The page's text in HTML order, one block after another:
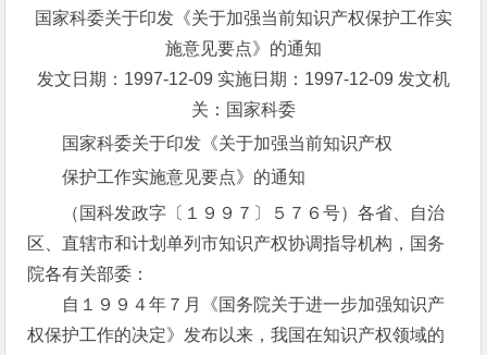
国家科委关于印发《关于加强当前知识产权保护工作实
施意见要点》的通知
发文日期：1997-12-09 实施日期：1997-12-09 发文机
关：国家科委
国家科委关于印发《关于加强当前知识产权
保护工作实施意见要点》的通知
（国科发政字〔１９９７〕５７６号）各省、自治
区、直辖市和计划单列市知识产权协调指导机构，国务
院各有关部委：
自１９９４年７月《国务院关于进一步加强知识产
权保护工作的决定》发布以来，我国在知识产权领域的